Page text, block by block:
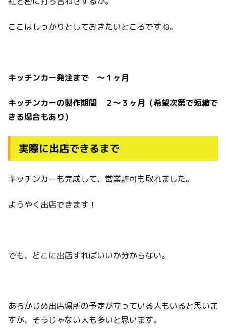
ここはしっかりとしておきたいところですね。
キッチンカー発注まで 〜１ヶ月
キッチンカーの製作期間 ２〜３ヶ月（希望次第で短縮で
きる場合もあり）
実際に出店できるまで
キッチンカーも完成して、営業許可も取れました。
ようやく出店できます！
でも、どこに出店すればいいか分からない。
あらかじめ出店場所の予定が立っている人もいると思いま
すが、そうじゃない人も多いと思います。